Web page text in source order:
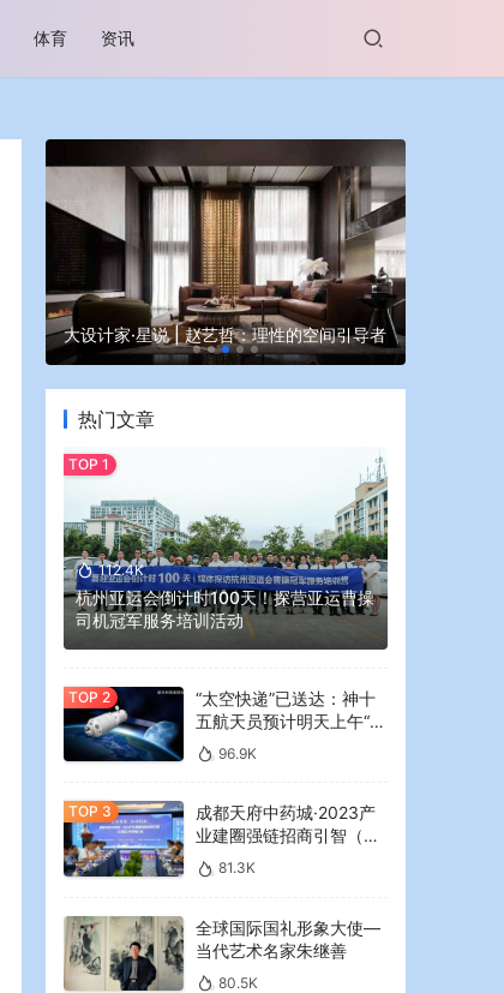
体育 资讯
大设计家·星说 | 赵艺哲：理性的空间引导者
热门文章
112.4K
杭州亚运会倒计时100天！探营亚运曹操
司机冠军服务培训活动
“太空快递”已送达：神十
五航天员预计明天上午“拆
快递”96.9K
成都天府中药城·2023产
业建圈强链招商引智（大
湾区）专场推介会在广州
举行
81.3K
全球国际国礼形象大使—
当代艺术名家朱继善
80.5K